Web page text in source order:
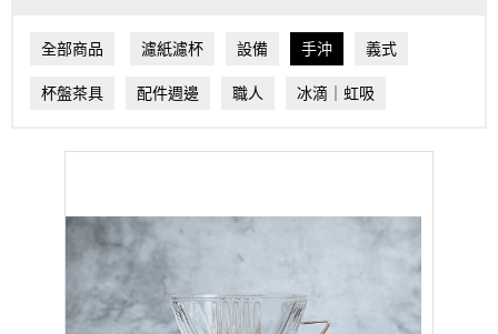
MAHLKÖNIG®
全部商品 濾紙濾杯 設備 手沖 義式
杯盤茶具 配件週邊 職人 冰滴｜虹吸